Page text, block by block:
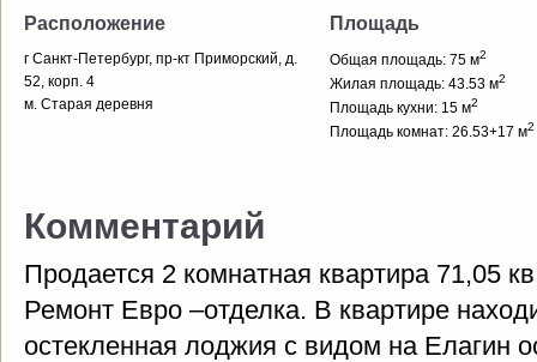
Расположение
г Санкт-Петербург, пр-кт Приморский, д.
52, корп. 4
м. Старая деревня
Площадь
Общая площадь: 75 м2
Жилая площадь: 43.53 м2
Площадь кухни: 15 м2
Площадь комнат: 26.53+17 м2
Комментарий
Продается 2 комнатная квартира 71,05
Ремонт Евро –отделка. В квартире
остекленная лоджия с видом на Елагин